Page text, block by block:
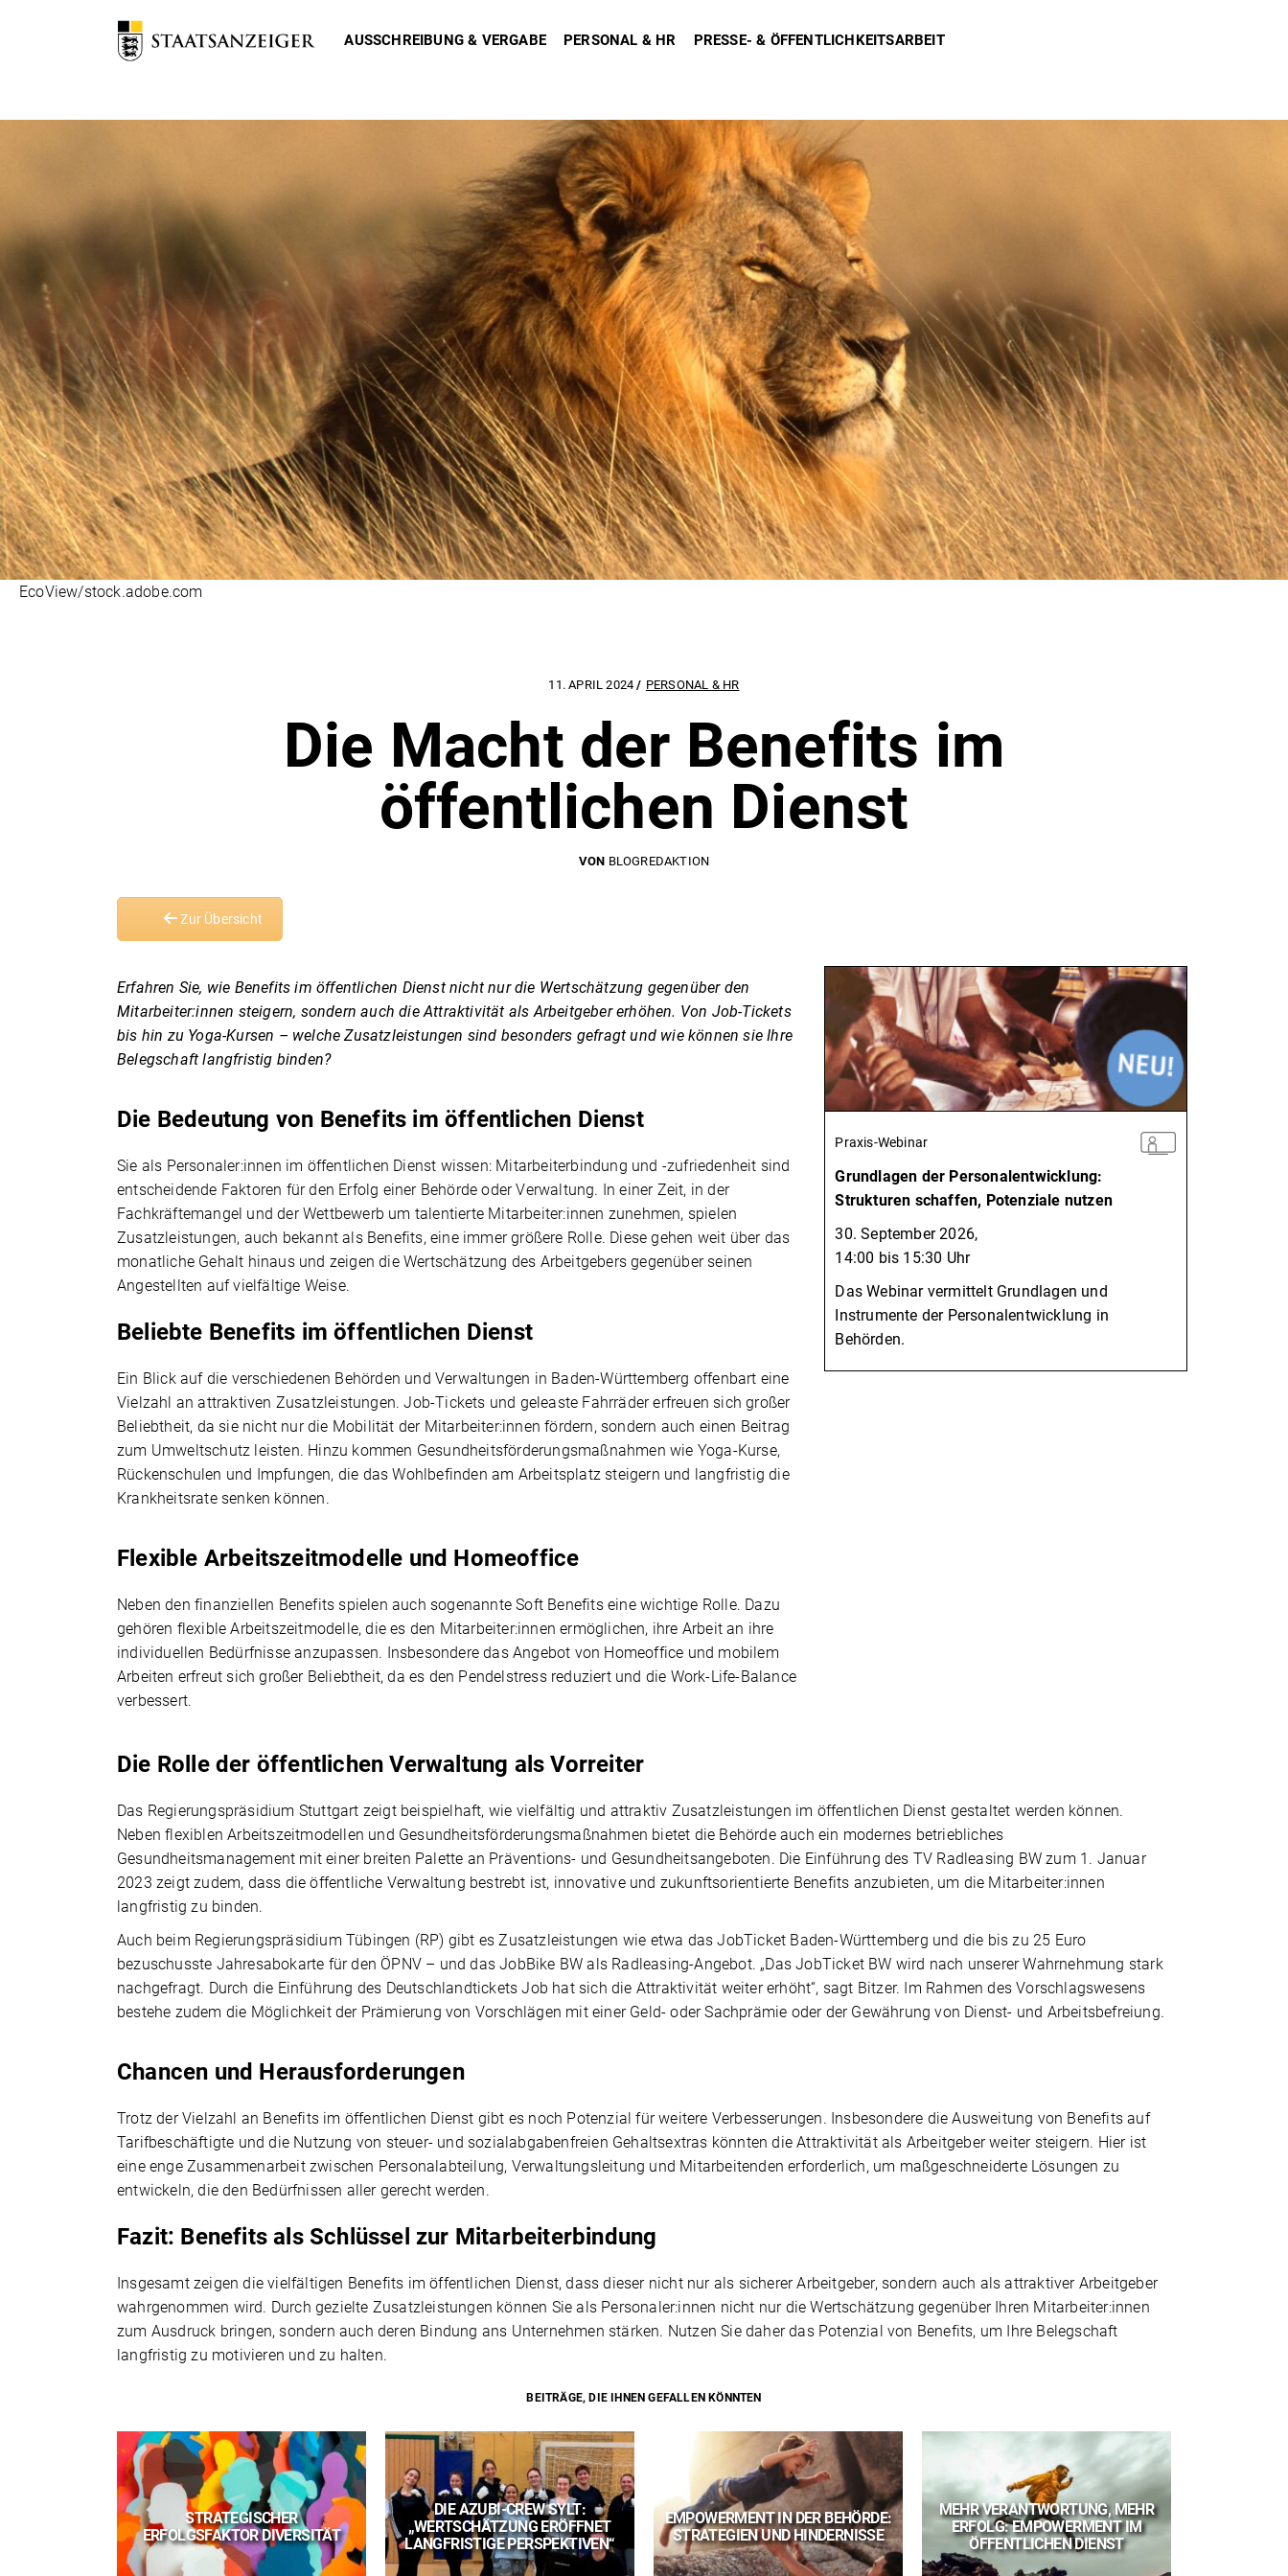
AUSSCHREIBUNG & VERGABE PERSONAL & HR PRESSE- & ÖFFENTLICHKEITSARBEIT
EcoView/stock.adobe.com
11. APRIL 2024 PERSONAL & HR
Die Macht der Benefits im
öffentlichen Dienst
VON BLOGREDAKTION
Zur Übersicht
Erfahren Sie, wie Benefits im öffentlichen Dienst nicht nur die Wertschätzung gegenüber den
Mitarbeiter:innen steigern, sondern auch die Attraktivität als Arbeitgeber erhöhen. Von Job-Tickets
bis hin zu Yoga-Kursen – welche Zusatzleistungen sind besonders gefragt und wie können sie Ihre
Belegschaft langfristig binden?
Die Bedeutung von Benefits im öffentlichen Dienst
Sie als Personaler:innen im öffentlichen Dienst wissen: Mitarbeiterbindung und -zufriedenheit sind
entscheidende Faktoren für den Erfolg einer Behörde oder Verwaltung. In einer Zeit, in der
Fachkräftemangel und der Wettbewerb um talentierte Mitarbeiter:innen zunehmen, spielen
Zusatzleistungen, auch bekannt als Benefits, eine immer größere Rolle. Diese gehen weit über das
monatliche Gehalt hinaus und zeigen die Wertschätzung des Arbeitgebers gegenüber seinen
Angestellten auf vielfältige Weise.
Beliebte Benefits im öffentlichen Dienst
Ein Blick auf die verschiedenen Behörden und Verwaltungen in Baden-Württemberg offenbart eine
Vielzahl an attraktiven Zusatzleistungen. Job-Tickets und geleaste Fahrräder erfreuen sich großer
Beliebtheit, da sie nicht nur die Mobilität der Mitarbeiter:innen fördern, sondern auch einen Beitrag
zum Umweltschutz leisten. Hinzu kommen Gesundheitsförderungsmaßnahmen wie Yoga-Kurse,
Rückenschulen und Impfungen, die das Wohlbefinden am Arbeitsplatz steigern und langfristig die
Krankheitsrate senken können.
Flexible Arbeitszeitmodelle und Homeoffice
Neben den finanziellen Benefits spielen auch sogenannte Soft Benefits eine wichtige Rolle. Dazu
gehören flexible Arbeitszeitmodelle, die es den Mitarbeiter:innen ermöglichen, ihre Arbeit an ihre
individuellen Bedürfnisse anzupassen. Insbesondere das Angebot von Homeoffice und mobilem
Arbeiten erfreut sich großer Beliebtheit, da es den Pendelstress reduziert und die Work-Life-Balance
verbessert.
Praxis-Webinar
Grundlagen der Personalentwicklung:
Strukturen schaffen, Potenziale nutzen
30. September 2026,
14:00 bis 15:30 Uhr
Das Webinar vermittelt Grundlagen und
Instrumente der Personalentwicklung in
Behörden.
Die Rolle der öffentlichen Verwaltung als Vorreiter
Das Regierungspräsidium Stuttgart zeigt beispielhaft, wie vielfältig und attraktiv Zusatzleistungen im öffentlichen Dienst gestaltet werden können.
Neben flexiblen Arbeitszeitmodellen und Gesundheitsförderungsmaßnahmen bietet die Behörde auch ein modernes betriebliches
Gesundheitsmanagement mit einer breiten Palette an Präventions- und Gesundheitsangeboten. Die Einführung des TV Radleasing BW zum 1. Januar
2023 zeigt zudem, dass die öffentliche Verwaltung bestrebt ist, innovative und zukunftsorientierte Benefits anzubieten, um die Mitarbeiter:innen
langfristig zu binden.
Auch beim Regierungspräsidium Tübingen (RP) gibt es Zusatzleistungen wie etwa das JobTicket Baden-Württemberg und die bis zu 25 Euro
bezuschusste Jahresabokarte für den ÖPNV – und das JobBike BW als Radleasing-Angebot. „Das JobTicket BW wird nach unserer Wahrnehmung stark
nachgefragt. Durch die Einführung des Deutschlandtickets Job hat sich die Attraktivität weiter erhöht“, sagt Bitzer. Im Rahmen des Vorschlagswesens
bestehe zudem die Möglichkeit der Prämierung von Vorschlägen mit einer Geld- oder Sachprämie oder der Gewährung von Dienst- und Arbeitsbefreiung.
Chancen und Herausforderungen
Trotz der Vielzahl an Benefits im öffentlichen Dienst gibt es noch Potenzial für weitere Verbesserungen. Insbesondere die Ausweitung von Benefits auf
Tarifbeschäftigte und die Nutzung von steuer- und sozialabgabenfreien Gehaltsextras könnten die Attraktivität als Arbeitgeber weiter steigern. Hier ist
eine enge Zusammenarbeit zwischen Personalabteilung, Verwaltungsleitung und Mitarbeitenden erforderlich, um maßgeschneiderte Lösungen zu
entwickeln, die den Bedürfnissen aller gerecht werden.
Fazit: Benefits als Schlüssel zur Mitarbeiterbindung
Insgesamt zeigen die vielfältigen Benefits im öffentlichen Dienst, dass dieser nicht nur als sicherer Arbeitgeber, sondern auch als attraktiver Arbeitgeber
wahrgenommen wird. Durch gezielte Zusatzleistungen können Sie als Personaler:innen nicht nur die Wertschätzung gegenüber Ihren Mitarbeiter:innen
zum Ausdruck bringen, sondern auch deren Bindung ans Unternehmen stärken. Nutzen Sie daher das Potenzial von Benefits, um Ihre Belegschaft
langfristig zu motivieren und zu halten.
BEITRÄGE, DIE IHNEN GEFALLEN KÖNNTEN
STRATEGISCHER
ERFOLGSFAKTOR DIVERSITÄT
DIE AZUBI-CREW SYLT:
„WERTSCHÄTZUNG ERÖFFNET
LANGFRISTIGE PERSPEKTIVEN“
EMPOWERMENT IN DER BEHÖRDE:
STRATEGIEN UND HINDERNISSE
MEHR VERANTWORTUNG, MEHR
ERFOLG: EMPOWERMENT IM
ÖFFENTLICHEN DIENST